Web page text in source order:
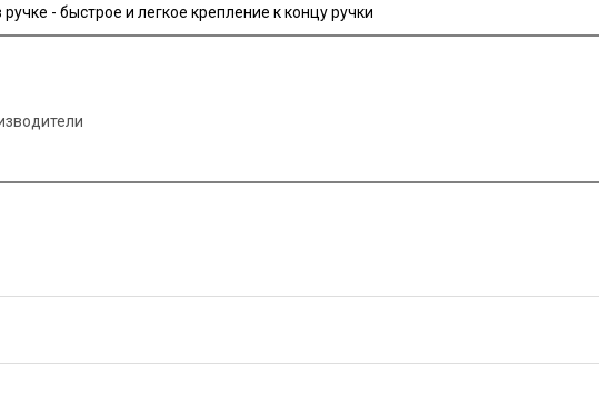
- быстрое и легкое крепление к концу ручки